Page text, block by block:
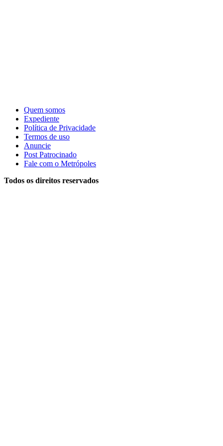
Quem somos
Expediente
Política de Privacidade
Termos de uso
Anuncie
Post Patrocinado
Fale com o Metrópoles
Todos os direitos reservados